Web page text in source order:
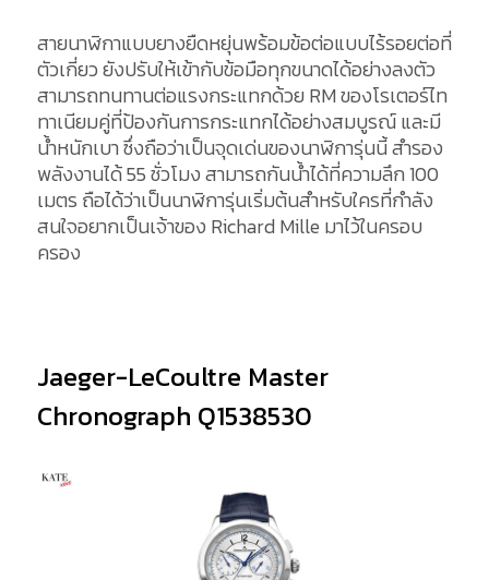
สายนาฬิกาแบบยางยืดหยุ่นพร้อมข้อต่อแบบไร้รอยต่อที่
ตัวเกี่ยว ยังปรับให้เข้ากับข้อมือทุกขนาดได้อย่างลงตัว
สามารถทนทานต่อแรงกระแทกด้วย RM ของโรเตอร์ไท
ทาเนียมคู่ที่ป้องกันการกระแทกได้อย่างสมบูรณ์ และมี
น้ำหนักเบา ซึ่งถือว่าเป็นจุดเด่นของนาฬิการุ่นนี้ สำรอง
พลังงานได้ 55 ชั่วโมง สามารถกันน้ำได้ที่ความลึก 100
เมตร ถือได้ว่าเป็นนาฬิการุ่นเริ่มต้นสำหรับใครที่กำลัง
สนใจอยากเป็นเจ้าของ Richard Mille มาไว้ในครอบ
ครอง
Jaeger-LeCoultre Master
Chronograph Q1538530